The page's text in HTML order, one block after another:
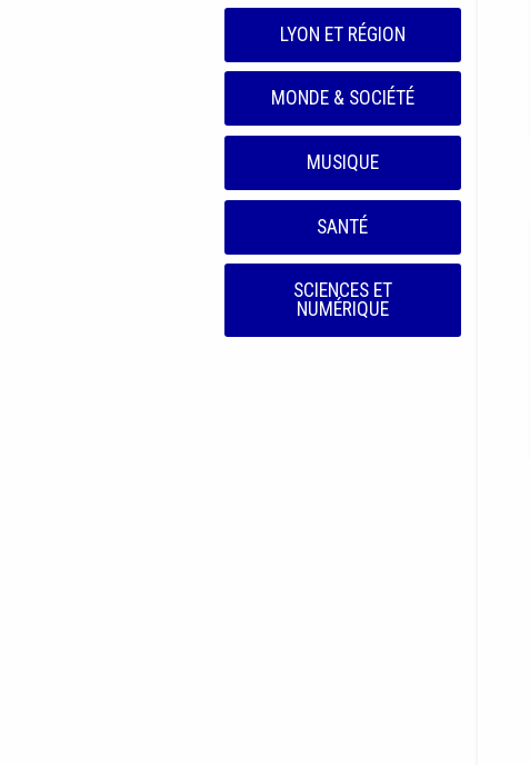
LYON ET RÉGION
MONDE & SOCIÉTÉ
MUSIQUE
SANTÉ
SCIENCES ET
NUMÉRIQUE